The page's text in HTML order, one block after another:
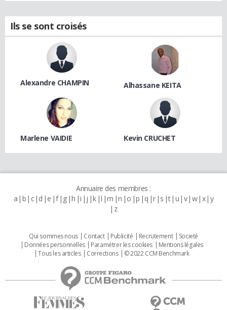
Ils se sont croisés
Alexandre CHAMPIN Alhassane KEITA
Marlene VAIDIE Kevin CRUCHET
Annuaire des membres :
a b c d e f g h i j k l m n o p q r s t u v w x y
z
Qui sommes nous Contact Publicité Recrutement
Societé
Données personnelles
Paramétrer les cookies
Mentions légales
Tous les articles
Corrections © 2022 CCM Benchmark